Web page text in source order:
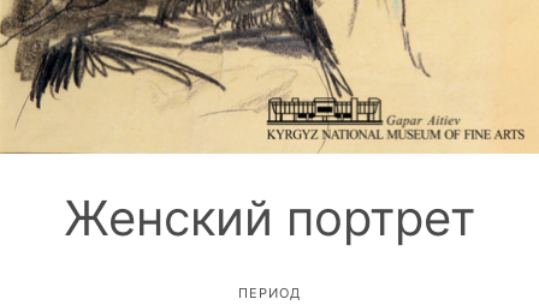
Женский портрет
ПЕРИОД